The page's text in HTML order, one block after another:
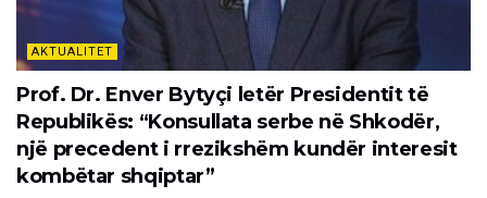
AKTUALITET
Prof. Dr. Enver Bytyçi letër Presidentit të
Republikës: “Konsullata serbe në Shkodër,
një precedent i rrezikshëm kundër interesit
kombëtar shqiptar”